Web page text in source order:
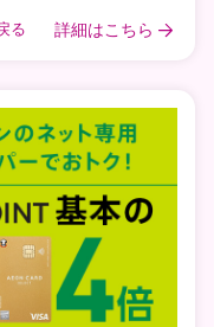
る 詳細はこちら